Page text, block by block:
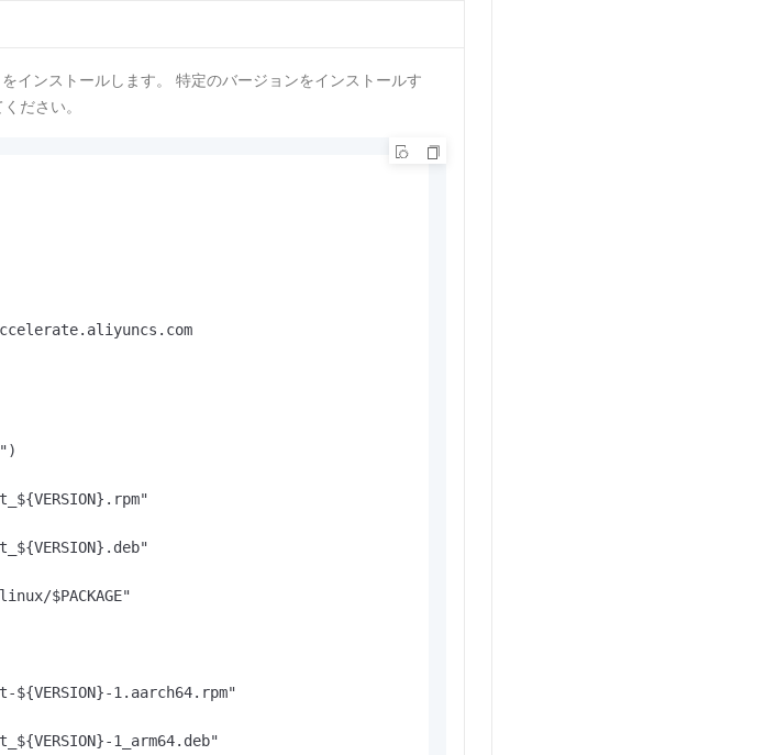
インストールします。 特定のバージョンをインストールす
ださい。
$PACKAGE"
${VERSION}-1.aarch64.rpm"
1_arm64.deb"